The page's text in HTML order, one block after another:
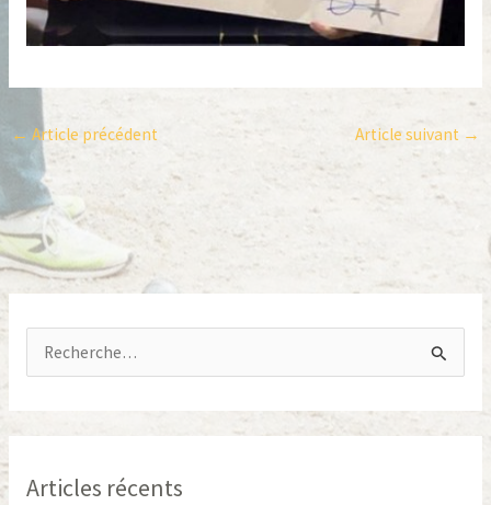
← Article précédent Article suivant →
e
Articles récents